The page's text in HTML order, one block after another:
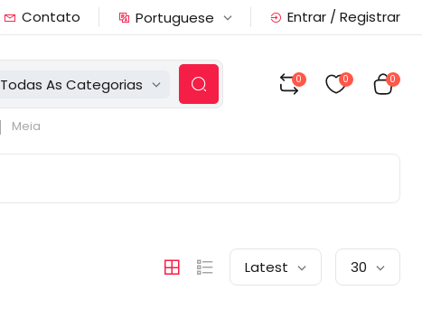
Contato Portuguese Entrar / Registrar
Todas As Categorias
Meia
0 0 0
Latest 30